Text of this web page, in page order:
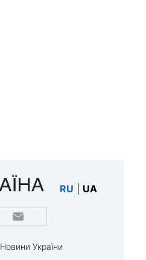
RU UA
Новини України